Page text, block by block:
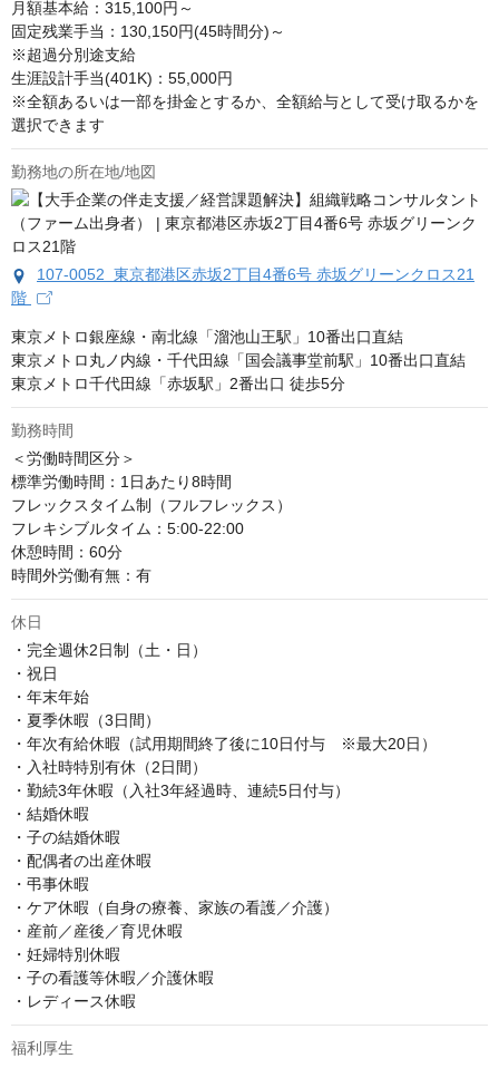
月額基本給：315,100円～
固定残業手当：130,150円(45時間分)～
※超過分別途支給
生涯設計手当(401K)：55,000円
※全額あるいは一部を掛金とするか、全額給与として受け取るかを
選択できます
勤務地の所在地/地図
107-0052 東京都港区赤坂2丁目4番6号 赤坂グリーンクロス21
階
東京メトロ銀座線・南北線「溜池山王駅」10番出口直結
東京メトロ丸ノ内線・千代田線「国会議事堂前駅」10番出口直結
東京メトロ千代田線「赤坂駅」2番出口 徒歩5分
勤務時間
＜労働時間区分＞
標準労働時間：1日あたり8時間
フレックスタイム制（フルフレックス）
フレキシブルタイム：5:00-22:00
休憩時間：60分
時間外労働有無：有
休日
・完全週休2日制（土・日）
・祝日
・年末年始
・夏季休暇（3日間）
・年次有給休暇（試用期間終了後に10日付与　※最大20日）
・入社時特別有休（2日間）
・勤続3年休暇（入社3年経過時、連続5日付与）
・結婚休暇
・子の結婚休暇
・配偶者の出産休暇
・弔事休暇
・ケア休暇（自身の療養、家族の看護／介護）
・産前／産後／育児休暇
・妊婦特別休暇
・子の看護等休暇／介護休暇
・レディース休暇
福利厚生